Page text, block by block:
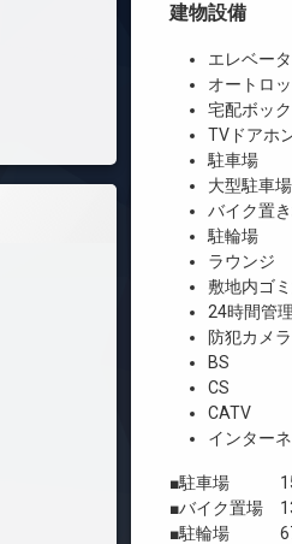
建物設備
エレベー
オートロ
宅配ボッ
TVドアホ
駐車場
大型駐車場
バイク置
駐輪場
ラウンジ
敷地内ゴ
24時間管理
防犯カメラ
BS
CS
CATV
インター
■駐車場 158
■バイク置場
■駐輪場